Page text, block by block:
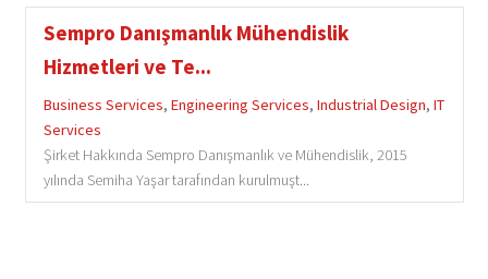
Sempro Danışmanlık Mühendislik
Hizmetleri ve Te...
Business Services, Engineering Services, Industrial Design, IT
Services
Şirket Hakkında Sempro Danışmanlık ve Mühendislik, 2015
yılında Semiha Yaşar tarafından kurulmuşt...